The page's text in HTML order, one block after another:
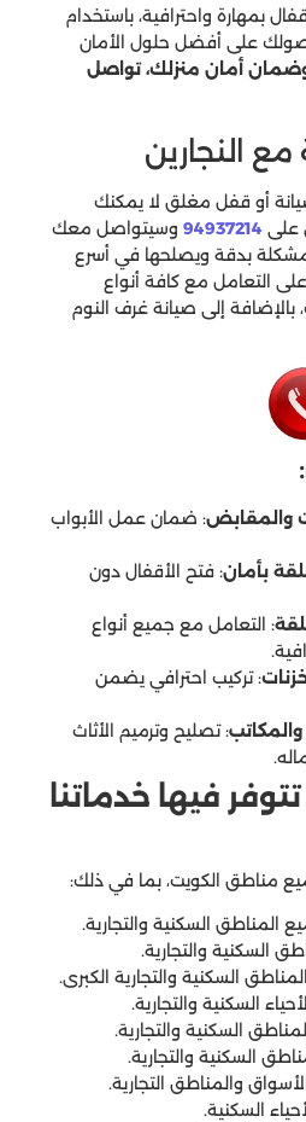
بمهارة واحترافية، باستخدام
على أفضل حلول الأمان
وضمان أمان منزلك، تواصل
النجارين
أو قفل مغلق لا يمكنك
على 94937214 وسيتواصل معك
بدقة ويصلحها في أسرع
التعامل مع كافة أنواع
بالإضافة إلى صيانة غرف النوم
والمقابض: ضمان عمل الأبواب
بأمان: فتح الأقفال دون
: التعامل مع جميع أنواع
: تركيب احترافي يضمن
: تصليح وترميم الأثاث
فيها خدماتنا
مناطق الكويت، بما في ذلك:
المناطق السكنية والتجارية.
السكنية والتجارية.
السكنية والتجارية الكبرى.
السكنية والتجارية.
السكنية والتجارية.
السكنية والتجارية.
والمناطق التجارية.
السكنية.